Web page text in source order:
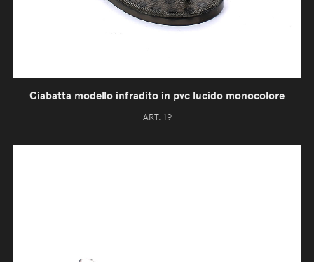
Ciabatta modello infradito in pvc lucido monocolore
ART. 19